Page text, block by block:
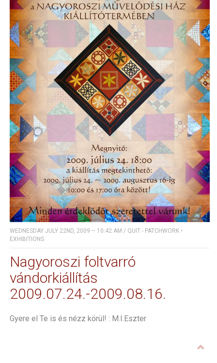
WEDNESDAY JULY 22ND, 2009 – 10:42 AM / QUIT - PATCHWORK •
EXHIBITIONS
Nagyoroszi foltvarró
vándorkiállítás
2009.07.24.-2009.08.16.
Gyere el Te is és nézz körül! : M.I.Eszter